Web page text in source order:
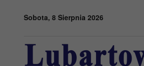
Sobota, 8 Sierpnia 2026